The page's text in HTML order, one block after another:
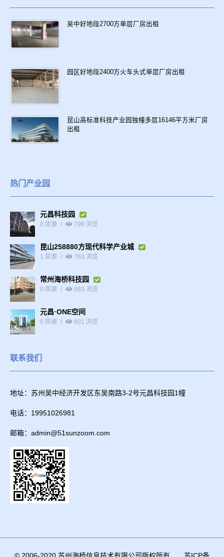
吴中好地段2700方单层厂房出租
园区好地段2400方火车头式单层厂房出租
昆山高标准科技产业园独幢多层16146平方米厂房
出租
热门产业园
元昌科技园
0 房源 798 浏览
昆山258880方现代科学产业城
1 房源 763 浏览
常州海桥科技园
0 房源 663 浏览
元昌·ONE空间
0 房源 601 浏览
联系我们
地址：苏州吴中经济开发区东吴南路3-2号元昌科技园1幢
电话：19951026981
邮箱：admin@51sunzoom.com
© 2006-2020 苏州海桥信息技术有限公司版权所有 苏ICP备